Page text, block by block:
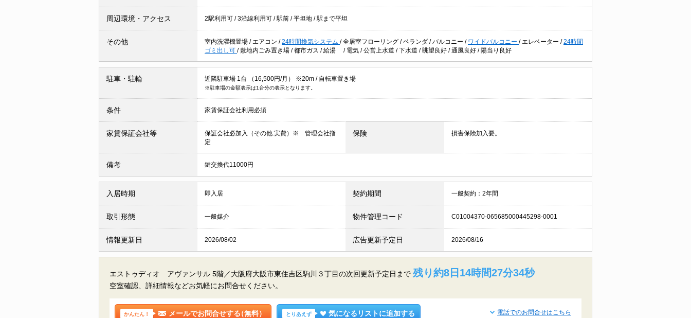
周辺環境・アクセス 2駅利用可 /3沿線利用可 /駅前 /平坦地 /駅まで平坦
その他 室内洗濯機置場 / エアコン /24時間換気システム /全居室フローリング /ベランダ /バルコニー / ワイドバルコニー / エレベーター /24時間
ゴミ出し可 /敷地内ごみ置き場 /都市ガス /給湯 / 電気 /公営上水道 /下水道 / 眺望良好 /通風良好 / 陽当り良好
駐車・駐輪 近隣駐車場 1台 （16,500円/月） ※20m / 自転車置き場
※駐車場の金額表示は1台分の表示となります。
条件 家賃保証会社利用必須
家賃保証会社等
保証会社必加入（その他:実費）※ 管理会社指
定
保険 損害保険加入要。
備考 鍵交換代11000円
入居時期 即入居 契約期間 一般契約：2年間
取引形態 一般媒介 物件管理コード C01004370-065685000445298-0001
情報更新日 2026/08/02 広告更新予定日 2026/08/16
エストゥディオ アヴァンサル 5階／大阪府大阪市東住吉区駒川３丁目の次回更新予定日まで 残り約8日14時間27分33秒
空室確認、詳細情報などお気軽にお問合せください。
かんたん！ メールでお問合せする（無料） とりあえず 気になるリストに追加する 電話でのお問合せはこちら